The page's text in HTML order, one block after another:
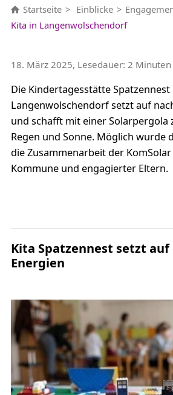
Startseite Einblicke
Kita in Langenwolschendorf
18. März 2025, Lesedauer: 2 Minuten
Die Kindertagesstätte Spatzennest
Langenwolschendorf setzt auf
und schafft mit einer Solarpergola
Regen und Sonne. Möglich wurde
die Zusammenarbeit der
Kommune und engagierter Eltern.
Kita Spatzennest setzt
Energien